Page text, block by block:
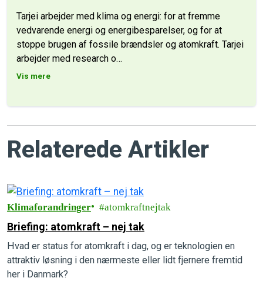
Tarjei arbejder med klima og energi: for at fremme
vedvarende energi og energibesparelser, og for at
stoppe brugen af fossile brændsler og atomkraft. Tarjei
arbejder med research o…
Vis mere
Relaterede Artikler
Klimaforandringer atomkraftnejtak
Briefing: atomkraft – nej tak
Hvad er status for atomkraft i dag, og er teknologien en
attraktiv løsning i den nærmeste eller lidt fjernere fremtid
her i Danmark?